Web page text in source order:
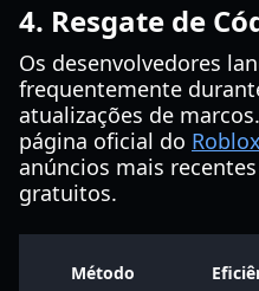
4. Resgate de
Os desenvolvedores
frequentemente
atualizações de
página oficial do
anúncios mais
gratuitos.
Método